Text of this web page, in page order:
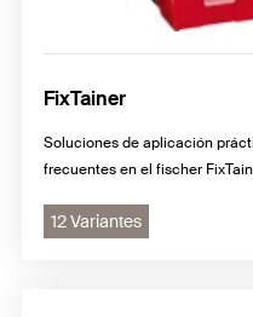
FixTainer
Soluciones de aplicación
frecuentes en el fischer
12 Variantes